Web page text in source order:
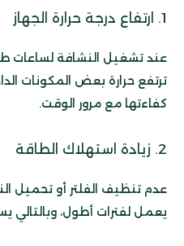
1. ارتفاع درجة حرارة الجهاز
عند تشغيل النشافة لساعات
ترتفع حرارة بعض المكونات
كفاءتها مع مرور الوقت.
2. زيادة استهلاك الطاقة
عدم تنظيف الفلتر أو تحميل
يعمل لفترات أطول، وبالتالي